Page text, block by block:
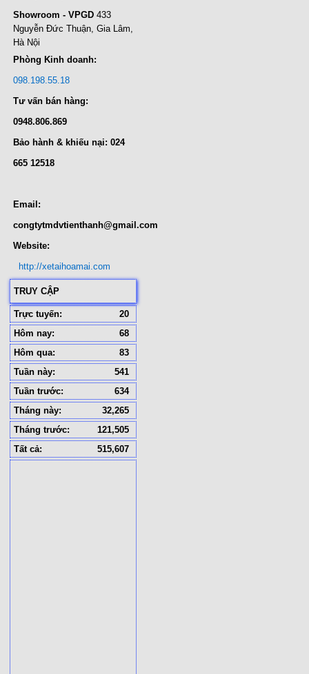
Showroom - VPGD433
Nguyễn Đức Thuận, Gia Lâm,
Hà Nội
Phòng Kinh doanh:
098.198.55.18
Tư vấn bán hàng:
0948.806.869
Bảo hành & khiếu nại: 024
665 12518
Email:
congtytmdvtienthanh@gmail.com
Website:
http://xetaihoamai.com
TRUY CẬP
Trực tuyến:
20
Hôm nay:
68
Hôm qua:
83
Tuần này:
541
Tuần trước:
634
Tháng này:
32,265
Tháng trước:
121,505
Tất cả:
515,607